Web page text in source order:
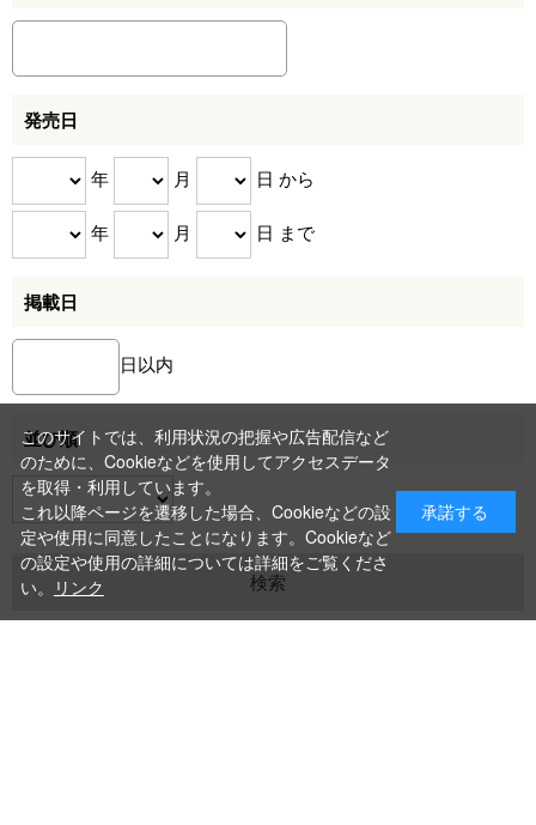
発売日
年 月 日 から
年 月 日 まで
掲載日
日以内
並び順
このサイトでは、利用状況の把握や広告配信など
のために、Cookieなどを使用してアクセスデータ
を取得・利用しています。
これ以降ページを遷移した場合、Cookieなどの設
定や使用に同意したことになります。Cookieなど
の設定や使用の詳細については詳細をご覧くださ
い。 リンク
承諾する